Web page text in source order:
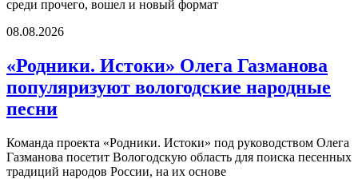
среди прочего, вошел и новый формат
08.08.2026
«Родники. Истоки» Олега Газманова
популяризуют вологодские народные
песни
Команда проекта «Родники. Истоки» под руководством Олега
Газманова посетит Вологодскую область для поиска песенных
традиций народов России, на их основе